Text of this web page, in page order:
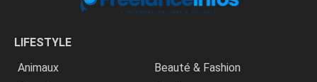
LIFESTYLE
Animaux
Beauté & Fashion